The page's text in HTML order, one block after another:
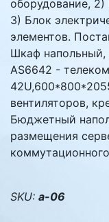
оборудование,
3) Блок
элементов.
Шкаф напольный,
AS6642 -
вентиляторов,
Бюджетный
размещения
SKU: a-06